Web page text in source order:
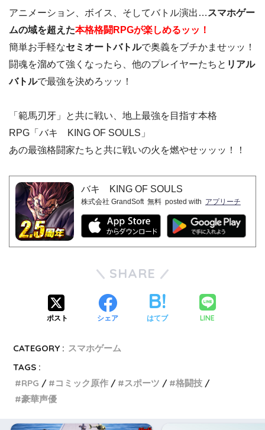
アニメーション、ボイス、そしてバトル演出… スマホゲー
ムの域を超えた本格格闘RPGが楽しめるッッ！
簡単お手軽なセミオートバトルで奥義をブチかませッッ！
闘魂を溜めて強くなったら、他のプレイヤーたちと リアル
バトルで最強を決めろッッ！
「範馬刃牙」と共に戦い、地上最強を目指す本格
RPG「バキ KING OF SOULS」
あの最強格闘家たちと共に戦いの火を燃やせッッッ！！
バキ KING OF SOULS
株式会社 GrandSoft 無料 posted with アプリーチ
SHARE
ポスト シェア はてブ LINE
CATEGORY : スマホゲーム
TAGS :
RPG
コミック原作 スポーツ
格闘技
豪華声優